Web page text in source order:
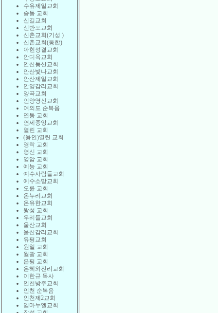
수유제일교회
승동 교회
신길교회
신반포교회
신촌교회(기성 )
신촌교회(통합)
아현성결교회
안디옥교회
안산동산교회
안산빛나교회
안산제일교회
안양감리교회
양곡교회
언양영신교회
여의도 순복음
연동 교회
연세중앙교회
열린 교회
(용인)열린 교회
영락 교회
영신 교회
영암 교회
예능 교회
예수사람들교회
예수소망교회
오륜 교회
온누리교회
온유한교회
왕성 교회
우리들교회
울산교회
울산감리교회
유평교회
원일 교회
월광 교회
은평 교회
은혜와진리교회
이한규 목사
인천방주교회
인천 순복음
인천제2교회
임마누엘교회